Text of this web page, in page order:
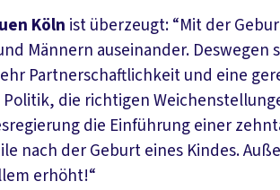
Köln ist überzeugt: “Mit der
Männern auseinander. Deswegen
Partnerschaftlichkeit und eine
die richtigen
die Einführung einer
nach der Geburt eines Kindes.
erhöht!“